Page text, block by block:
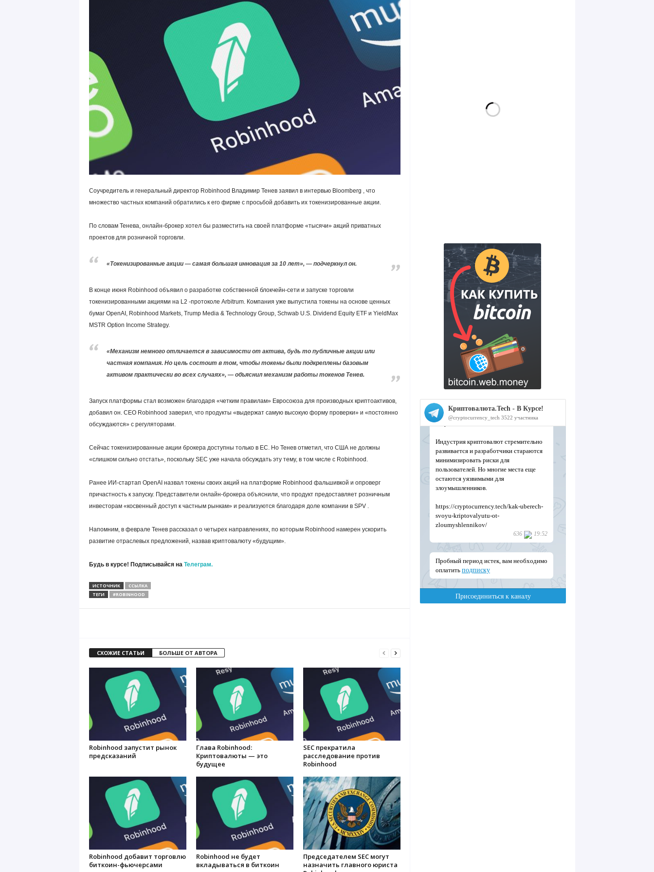
Соучредитель и генеральный директор Robinhood Владимир Тенев заявил в интервью Bloomberg , что
множество частных компаний обратились к его фирме с просьбой добавить их токенизированные акции.
По словам Тенева, онлайн-брокер хотел бы разместить на своей платформе «тысячи» акций приватных
проектов для розничной торговли.
«Токенизированные акции — самая большая инновация за 10 лет», — подчеркнул он.
В конце июня Robinhood объявил о разработке собственной блокчейн-сети и запуске торговли
токенизированными акциями на L2 -протоколе Arbitrum. Компания уже выпустила токены на основе ценных
бумаг OpenAI, Robinhood Markets, Trump Media & Technology Group, Schwab U.S. Dividend Equity ETF и YieldMax
MSTR Option Income Strategy.
«Механизм немного отличается в зависимости от актива, будь то публичные акции или
частная компания. Но цель состоит в том, чтобы токены были подкреплены базовым
активом практически во всех случаях», — объяснил механизм работы токенов Тенев.
Запуск платформы стал возможен благодаря «четким правилам» Евросоюза для производных криптоактивов,
добавил он. CEO Robinhood заверил, что продукты «выдержат самую высокую форму проверки» и «постоянно
обсуждаются» с регуляторами.
Сейчас токенизированные акции брокера доступны только в ЕС. Но Тенев отметил, что США не должны
«слишком сильно отстать», поскольку SEC уже начала обсуждать эту тему, в том числе с Robinhood.
Ранее ИИ-стартап OpenAI назвал токены своих акций на платформе Robinhood фальшивкой и опроверг
причастность к запуску. Представители онлайн-брокера объяснили, что продукт предоставляет розничным
инвесторам «косвенный доступ к частным рынкам» и реализуются благодаря доле компании в SPV .
Напомним, в феврале Тенев рассказал о четырех направлениях, по которым Robinhood намерен ускорить
развитие отраслевых предложений, назвав криптовалюту «будущим».
Будь в курсе! Подписывайся на Телеграм.
ИСТОЧНИК
ССЫЛКА
ТЕГИ
#ROBINHOOD
СХОЖИЕ СТАТЬИ БОЛЬШЕ ОТ АВТОРА
Robinhood запустит рынок
предсказаний
Глава Robinhood:
Криптовалюты — это
будущее
SEC прекратила
расследование против
Robinhood
Robinhood добавит торговлю
биткоин-фьючерсами
Robinhood не будет
вкладываться в биткоин
Председателем SEC могут
назначить главного юриста